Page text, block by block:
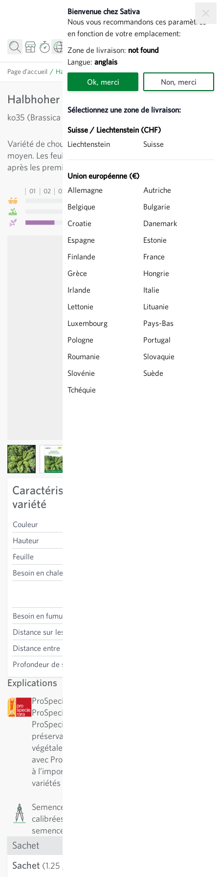
Bienvenue chez Sativa
Nous vous recommandons ces paramètres
en fonction de votre emplacement:
Zone de livraison: not found
Langue: anglais
Ok, merci Non, merci
Sélectionnez une zone de livraison:
Suisse / Liechtenstein (CHF)
Liechtenstein
Suisse
Union européenne (€)
Allemagne
Autriche
Belgique
Bulgarie
Croatie
Danemark
Espagne
Estonie
Finlande
France
Grèce
Hongrie
Irlande
Italie
Lettonie
Lituanie
Luxembourg
Pays-Bas
Pologne
Portugal
Roumanie
Slovaquie
Slovénie
Suède
Tchéquie
Page d’accueil / Halbhoher Grüner Krauser - Chou frisé
Halbhoher Grüner Krauser - Chou frisé
ko35 (Brassica oleracea var. sabellica)
Variété de chou aux feuilles finement frisées d'un vert
moyen. Les feuilles très savoureuses, le sont davantage
après les premières gelées.
01 02 03 04 05 06 09 10
View larger imageView larger image
Caractéristiques spécifiques à la
variété
Couleur
Hauteur
Feuille
Besoin en chaleur
Besoin en fumure
Distance sur les lignes
Distance entre les lignes
Profondeur de semis
Explications
ProSpecieRara : cette variété a été désignée par
ProSpecieRara comme variété rare ou ancienne.
ProSpecieRara est une fondation pour la
préservation de la diversité des variétés
végétales rares. En collaboration à long terme
avec ProSpecieRara, Sativa participe activement
à l’importante préservation et au soin de ces
variétés traditionnelles.
Semences de précision : Les semences sont
calibrées et ont un taux de germination élevé. Les
semences sont vendues en nombre de graines.
Sachet
Sachet (1.25 g)